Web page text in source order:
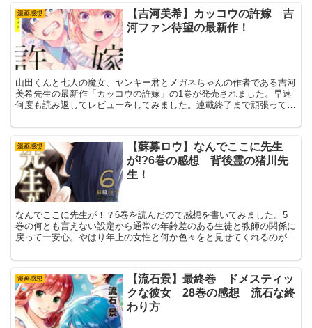
漫画感想
【吉河美希】カッコウの許嫁 吉
河ファン待望の最新作！
山田くんと七人の魔女、ヤンキー君とメガネちゃんの作者である吉河
美希先生の最新作「カッコウの許嫁」の1巻が発売されました。早速
何度も読み返してレビューをしてみました。連載終了まで頑張って完
漫画感想
【蘇募ロウ】なんでここに先生
が!?6巻の感想 背後霊の猪川先
生！
なんでここに先生が！？6巻を読んだので感想を書いてみました。5
巻の何とも言えない設定から通常の年齢差のある生徒と教師の関係に
戻って一安心。やはり年上の女性と何か色々をと見せてくれるのがな
お話です。
漫画感想
【流石景】最終巻 ドメスティッ
クな彼女 28巻の感想 流石な終
わり方